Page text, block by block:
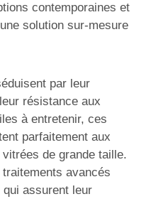
contemporaines et
solution sur-mesure
par leur
résistance aux
à entretenir, ces
parfaitement aux
de grande taille.
avancés
assurent leur